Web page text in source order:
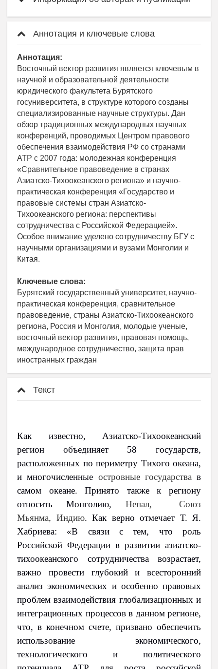
Аннотация и ключевые слова
Аннотация:
Восточный вектор развития является ключевым в
научной и образовательной деятельности
юридического факультета Бурятского
госуниверситета, в структуре которого созданы
специализированные научные структуры. Дан
обзор традиционных международных научных
конференций, проводимых Центром правового
обеспечения взаимодействия РФ со странами
АТР с 2007 года: молодежная конференция
«Сравнительное правоведение в странах
Азиатско-Тихоокеанского региона» и научно-
практическая конференция «Государство и
правовые системы стран Азиатско-
Тихоокеанского региона: перспективы
сотрудничества с Российской Федерацией».
Особое внимание уделено сотрудничеству БГУ с
научными организациями и вузами Монголии и
Китая.
Ключевые слова:
Бурятский государственный университет, научно-
практическая конференция, сравнительное
правоведение, страны Азиатско-Тихоокеанского
региона, Россия и Монголия, молодые ученые,
восточный вектор развития, правовая помощь,
международное сотрудничество, защита прав
иностранных граждан
Текст
Как известно, Азиатско-Тихоокеанский
регион объединяет 58 государств,
расположенных по периметру Тихого океана,
и многочисленные островные государства в
самом океане. Принято также к региону
относить Монголию, Непал, Союз
Мьянма, Индию. Как верно отмечает Т. Я.
Хабриева: «В связи с тем, что роль
Российской Федерации в развитии азиатско-
тихоокеанского сотрудничества возрастает,
важно провести глубокий и всесторонний
анализ экономических и особенно правовых
проблем взаимодействия глобализационных и
интеграционных процессов в данном регионе,
что, в конечном счете, призвано обеспечить
использование экономического,
технологического и политического